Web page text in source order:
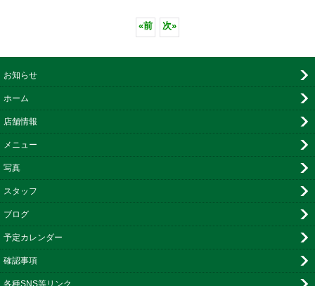
«前 次»
お知らせ
ホーム
店舗情報
メニュー
写真
スタッフ
ブログ
予定カレンダー
確認事項